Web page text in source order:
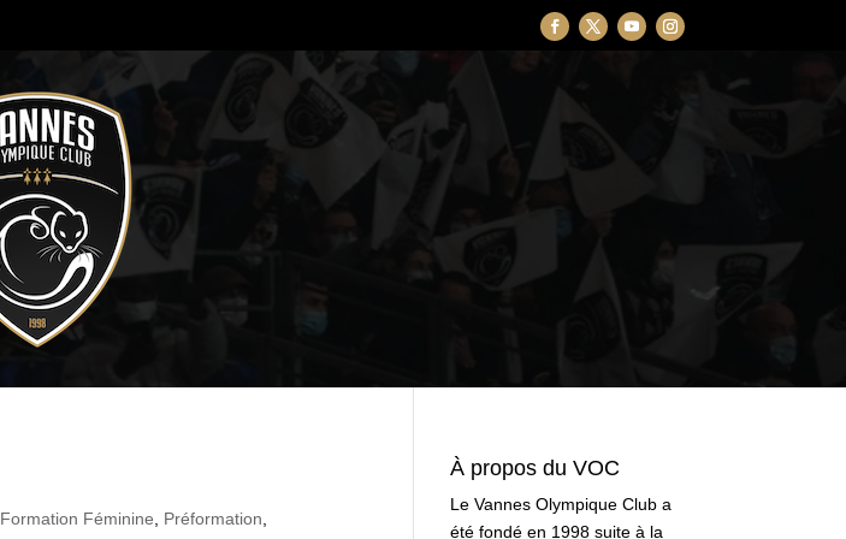
Formation Féminine, Préformation,
À propos du VOC
Le Vannes Olympique Club a
été fondé en 1998 suite à la